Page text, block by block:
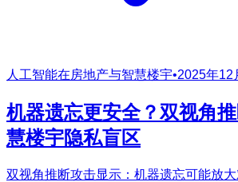
人工智能在房地产与智慧楼宇•2025年12
机器遗忘更安全？双视角
慧楼宇隐私盲区
双视角推断攻击显示：机器遗忘可能放